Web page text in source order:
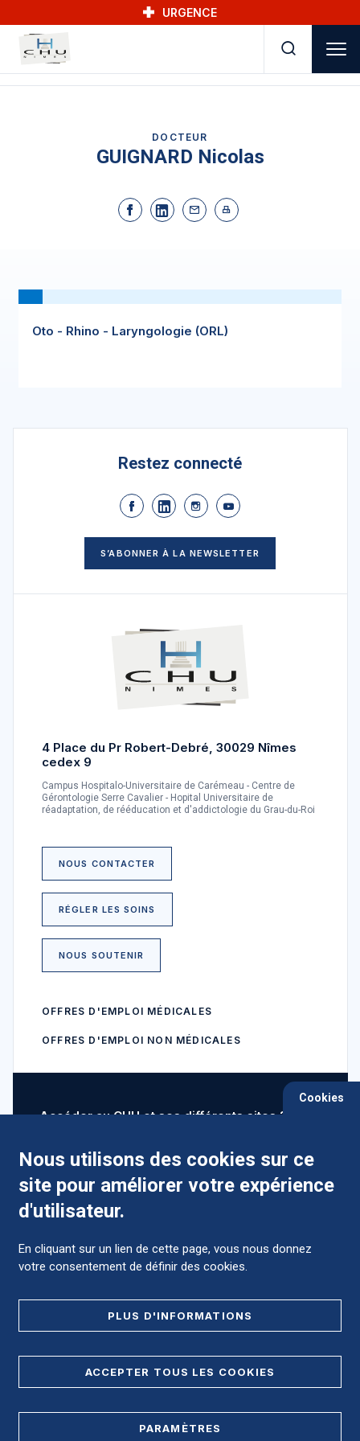
URGENCE
DOCTEUR
GUIGNARD Nicolas
Oto - Rhino - Laryngologie (ORL)
Restez connecté
S’ABONNER À LA NEWSLETTER
4 Place du Pr Robert-Debré, 30029 Nîmes
cedex 9
Campus Hospitalo-Universitaire de Carémeau - Centre de
Gérontologie Serre Cavalier - Hopital Universitaire de
réadaptation, de rééducation et d'addictologie du Grau-du-Roi
NOUS CONTACTER
RÉGLER LES SOINS
NOUS SOUTENIR
OFFRES D'EMPLOI MÉDICALES
OFFRES D'EMPLOI NON MÉDICALES
Accéder au CHU et ses différents sites ?
Comment préparer mon hospitalisation ?
PLAN DE SITE
Cookies
Nous utilisons des cookies sur ce
site pour améliorer votre expérience
d'utilisateur.
En cliquant sur un lien de cette page, vous nous donnez
votre consentement de définir des cookies.
PLUS D'INFORMATIONS
ACCEPTER TOUS LES COOKIES
PARAMÈTRES